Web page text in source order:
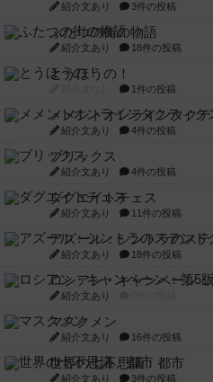
紹介文あり 3件の投稿
ふたつの街の物語
紹介文あり 18件の投稿
とうほうの！
1件の投稿
メメントオンラインタクテ
紹介文あり 4件の投稿
ブリックス
紹介文あり 4件の投稿
ダグエイトチェス
紹介文あり 11件の投稿
アズール：シントラのステ
紹介文あり 18件の投稿
ロシアン・キャンペーン
紹介文あり
マスクメン
紹介文あり 16件の投稿
世界の七不思議：都市
紹介文あり 3件の投稿